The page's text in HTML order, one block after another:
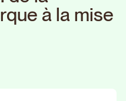
rque à la mise